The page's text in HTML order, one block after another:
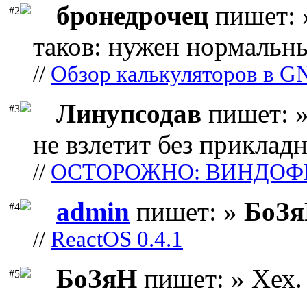
#2 бронедрочец пишет:
таков: нужен
// Обзор калькуляторов в
#3 Линупсодав пишет:
не взлетит без
// ОСТОРОЖНО:
#4 admin пишет: »
// ReactOS 0.4.1
#5 БоЗяН пишет: » Хех.